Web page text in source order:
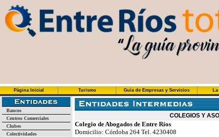
Página Inicial Turismo Guía de Empresas y Servicios
Bancos
Centros Comerciales
Clubes
Colectividades
COLEGIOS Y
Colegio de Abogados de Entre Ríos
Domicilio: Córdoba 264 Tel. 4230408